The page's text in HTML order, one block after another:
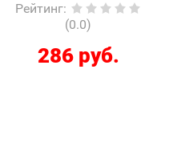
Рейтинг:
(0.0)
286 руб.